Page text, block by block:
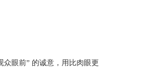
众眼前” 的诚意，用比肉眼更